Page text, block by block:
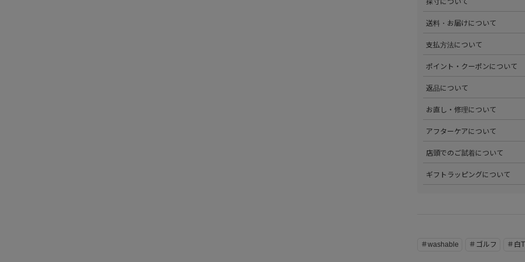
心がけています。詳しくは
部サイズタブか、または
送料・お届けについて
ださい。
支払方法について
・クレジットカード払い（
・PayPay
分割払いやご利用可能なクレ
ポイント・クーポンについて
す。
発行中のクーポンはマイペー
返品について
確認ください。
お直し・修理について
>修理については内容を確認
詳しくはこちらをご覧ください
アフターケアについて
店頭でのご試着について
くはこちらをご覧ください。
ギフトラッピングについて
＃washable ＃ゴルフ ＃白